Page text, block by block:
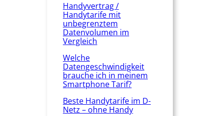
Handyvertrag /
Handytarife mit
unbegrenztem
Datenvolumen im
Vergleich
Welche
Datengeschwindigkeit
brauche ich in meinem
Smartphone Tarif?
Beste Handytarife im D-
Netz – ohne Handy